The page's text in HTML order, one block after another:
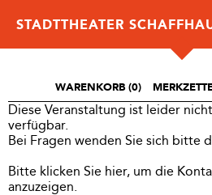
STADTTHEATER
WARENKORB (0)
Diese Veranstaltung ist leider
verfügbar.
Bei Fragen wenden Sie sich bitte
Bitte klicken Sie hier, um die
anzuzeigen.